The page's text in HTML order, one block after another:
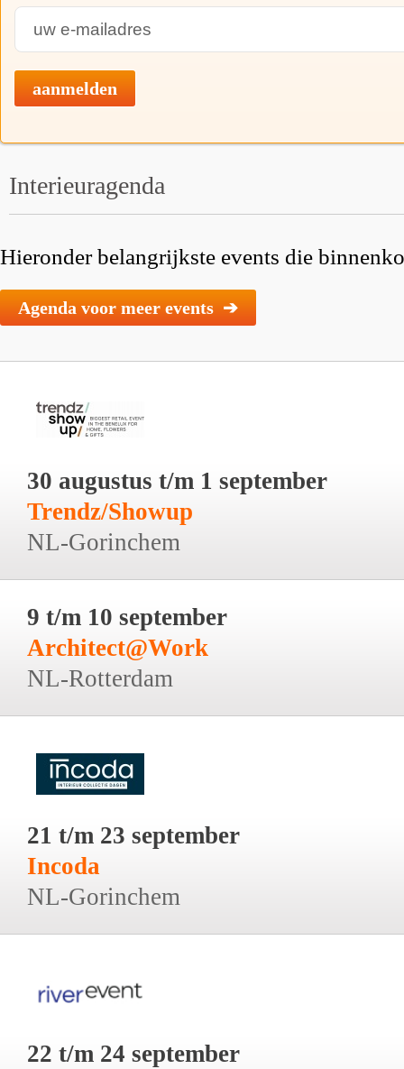
aanmelden
Interieuragenda
Hieronder belangrijkste events die
Agenda voor meer events ➔
30 augustus t/m 1 september
Trendz/Showup
NL-Gorinchem
9 t/m 10 september
Architect@Work
NL-Rotterdam
21 t/m 23 september
Incoda
NL-Gorinchem
22 t/m 24 september